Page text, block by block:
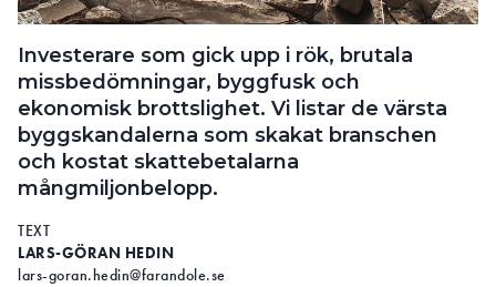
SEARCH
Investerare som gick upp i rök, brutala
missbedömningar, byggfusk och
ekonomisk brottslighet. Vi listar de ­värsta
byggskandalerna som skakat branschen
och kostat ­skattebetalarna
mångmiljonbelopp.
TEXT
LARS-GÖRAN HEDIN
lars-goran.hedin@farandole.se